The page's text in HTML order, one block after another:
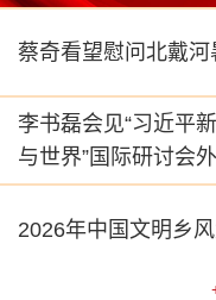
蔡奇看望慰问北戴
李书磊会见“习近平
与世界”国际研讨会
2026年中国文明乡